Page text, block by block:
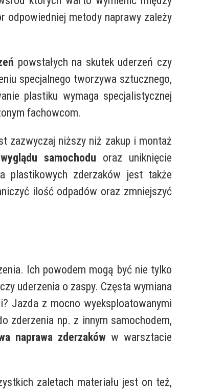
odpowiedniej metody naprawy zależy
powstałych na skutek uderzeń czy
specjalnego tworzywa sztucznego,
plastiku wymaga specjalistycznej
fachowcom.
zazwyczaj niższy niż zakup i montaż
samochodu oraz uniknięcie
plastikowych zderzaków jest także
ilość odpadów oraz zmniejszyć
Ich powodem mogą być nie tylko
uderzenia o zaspy. Częsta wymiana
Jazda z mocno wyeksploatowanymi
zderzenia np. z innym samochodem,
naprawa zderzakóww warsztacie
zaletach materiału jest on też,